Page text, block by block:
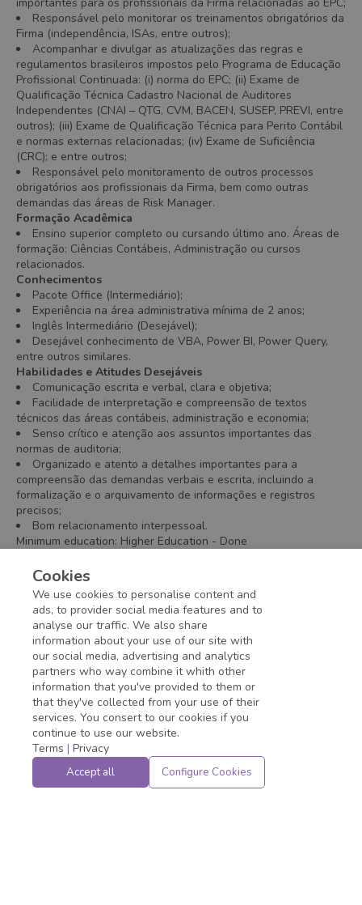
Responsável pelo monitorar os treinamentos obrigatórios da
Firma (independência, ISAs, entre outros);
Acompanhar e divulgar as atualizações das regras e
regulamentos brasileiros impostos pelo Programa de Educação
Profissional Continuada: (i) norma do EPC; (ii) Exame de
Qualificação Técnica Cadastro Nacional de Auditores
Independentes (CNAI – QTG, CVM, BACEN, SUSEP, PREVI, entre
outros); (iii) Exame de Qualificação Técnica para Perito Contábil
e normas externas relacionadas; (iv) Exame de Suficiência
(CRC); e entre outros;
Responsável pelo monitoramento de outros processos
obrigatórios aos profissionais da Firma, bem como outras
demandas das áreas de Risk Manager.
Formação Acadêmica
Ensino superior completo ou cursando último ano. Áreas de
formação: Ciências Contábeis, Administração ou cursos
relacionados.
Conhecimentos
Pacote Office (Intermediário);
Experiência na área administrativa mínima de 2 anos;
Inglês Intermediário (Desejável);
Desejável conhecimento de VBA, Power BI, Power Query,
entre outros similares.
Habilidades e Atitudes Desejáveis
Comunicação escrita e verbal, clara e objetiva;
Facilidade de interpretação e compreensão de textos
técnicos das áreas contábeis, administração e economia;
Senso crítico e atenção aos assuntos importantes das
normas de auditoria;
Organizado e atento a detalhes importantes para a
compreensão das demandas verbais e escrita, incluindo a
formalização e o arquivamento de informações e registros
precisos;
Bom relacionamento interpessoal.
Minimum education: Higher Education - Done
Remarks
Estamos atuando em formato híbrido.
Application deadline expired!
Cookies
We use cookies to personalise content and
ads, to provider social media features and to
analyse our traffic. We also share
information about your use of our site with
our social media, advertising and analytics
partners who way combine it whith other
information that you've provided to them or
that they've collected from your use of their
services. You consert to our cookies if you
continue to use our website.
Terms | Privacy
Accept all Configure Cookies